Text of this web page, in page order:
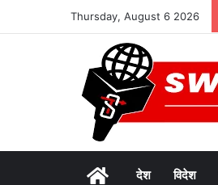
Thursday, August 6 2026
Homeदेश विदेश